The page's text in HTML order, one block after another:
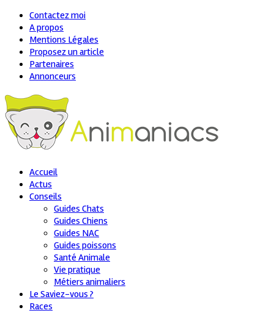
Contactez moi
A propos
Mentions Légales
Proposez un article
Partenaires
Annonceurs
Accueil
Actus
Conseils
Guides Chats
Guides Chiens
Guides NAC
Guides poissons
Santé Animale
Vie pratique
Métiers animaliers
Le Saviez-vous ?
Races